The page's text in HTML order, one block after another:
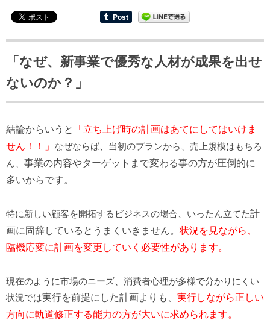
「なぜ、新事業で優秀な人材が成果を出せ
ないのか？」
結論からいうと
「立ち上げ時の計画はあてにしてはいけま
せん！！」 なぜならば、当初のプランから、売上規模はもちろ
ん、 事業の内容やターゲットまで変わる事の方が圧倒的に
多いからです。
特に新しい顧客を開拓するビジネスの場合、いったん立てた計
画に固辞しているとうまくいきません。 状況を見ながら、
臨機応変に計画を変更していく必要性があります。
現在のように市場のニーズ、消費者心理が多様で分かりにくい
状況では実行を前提にした計画よりも、 実行しながら正しい
方向に軌道修正する能力の方が大いに求められます。